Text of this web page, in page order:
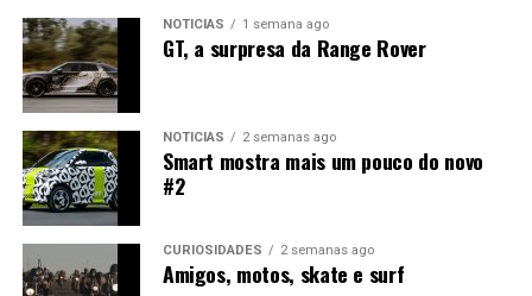
NOTÍCIAS 1 semana ago
GT, a surpresa da Range Rover
NOTÍCIAS 2 semanas ago
Smart mostra mais um pouco do novo
#2
CURIOSIDADES 2 semanas ago
Amigos, motos, skate e surf